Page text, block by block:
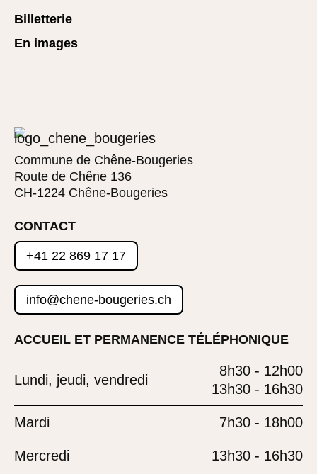
Billetterie
En images
Commune de Chêne-Bougeries
Route de Chêne 136
CH-1224 Chêne-Bougeries
CONTACT
+41 22 869 17 17
info@chene-bougeries.ch
ACCUEIL ET PERMANENCE TÉLÉPHONIQUE
Lundi, jeudi, vendredi
8h30 - 12h00
13h30 - 16h30
Mardi 7h30 - 18h00
Mercredi 13h30 - 16h30